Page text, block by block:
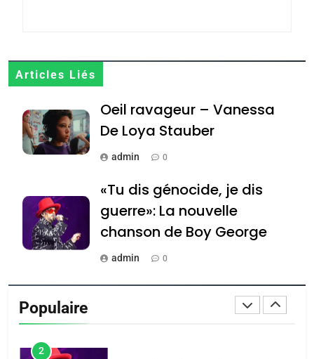
Articles Liés
Oeil ravageur – Vanessa
De Loya Stauber
admin 0
«Tu dis génocide, je dis
guerre»: La nouvelle
chanson de Boy George
admin 0
Tout sur la Nostalgie
Populaire
Zrihen-Dvir
7
Jacques Hadida
JUDAISME
Maroc : Les amandes de
Tafraout, le miel de Tadla
Azilal consacrés produits
du terroir
MAROC
2